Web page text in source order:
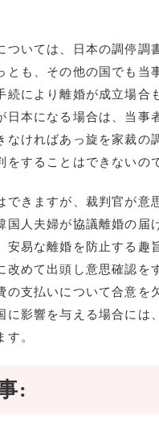
ついては、日本の調停調
とも、その他の国でも当
続により離婚が成立場
日本になる場合は、当事
なければあっ旋を家裁の
をすることはできないの
できますが、裁判官が意
国人夫婦が協議離婚の届
安易な離婚を防止する
改めて出頭し意思確認を
の支払いについて合意を
に影響を与える場合には
。
: